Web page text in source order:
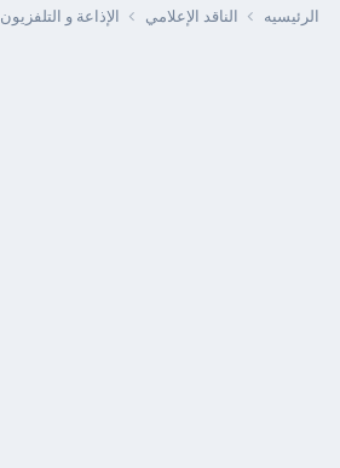
الرئيسيه الناقد الإعلامي الإذاعة و التلفزيون